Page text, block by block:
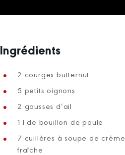
Ingrédients
2 courges butternut
5 petits oignons
2 gousses d’ail
1 l de bouillon de poule
7 cuillères à soupe de crème
fraîche